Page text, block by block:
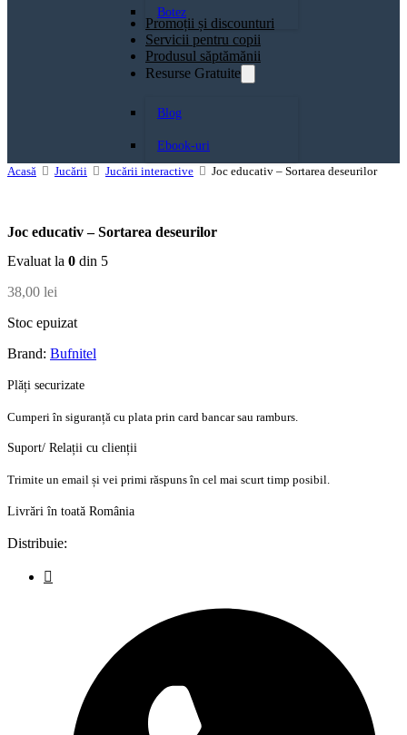
Botez
Promoții și discounturi
Servicii pentru copii
Produsul săptămănii
Resurse Gratuite
Blog
Ebook-uri
Acasă
Jucării Jucării interactive Joc educativ – Sortarea deseurilor
Joc educativ – Sortarea deseurilor
Evaluat la 0 din 5
38,00 lei
Stoc epuizat
Brand: Bufnitel
Plăți securizate
Cumperi în siguranță cu plata prin card bancar sau ramburs.
Suport/ Relații cu clienții
Trimite un email și vei primi răspuns în cel mai scurt timp posibil.
Livrări în toată România
Distribuie: